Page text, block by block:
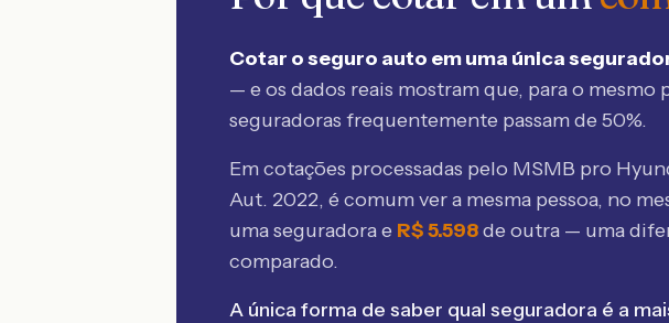
Cotar o seguro auto em uma única
— e os dados reais mostram que, para o
seguradoras frequentemente passam de 50%.
Em cotações processadas pelo MSMB pro
Aut. 2022, é comum ver a mesma pessoa, no
uma seguradora e R$5.598de outra — uma
comparado.
A única forma de saber qual seguradora é a